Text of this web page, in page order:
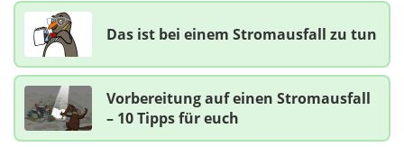
Das ist bei einem Stromausfall zu tun
Vorbereitung auf einen Stromausfall
– 10 Tipps für euch